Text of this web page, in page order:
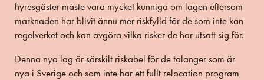
hyresgäster måste vara mycket kunniga om lagen eftersom
marknaden har blivit ännu mer riskfylld för de som inte kan
regelverket och kan avgöra vilka risker de har utsatt sig för.
Denna nya lag är särskilt riskabel för de talanger som är
nya i Sverige och som inte har ett fullt relocation program